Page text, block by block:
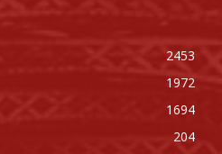
2453
1972
1694
204